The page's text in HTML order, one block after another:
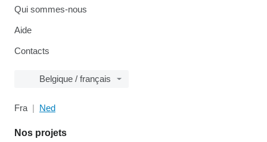
Qui sommes-nous
Aide
Contacts
Belgique / français
Fra Ned
Nos projets